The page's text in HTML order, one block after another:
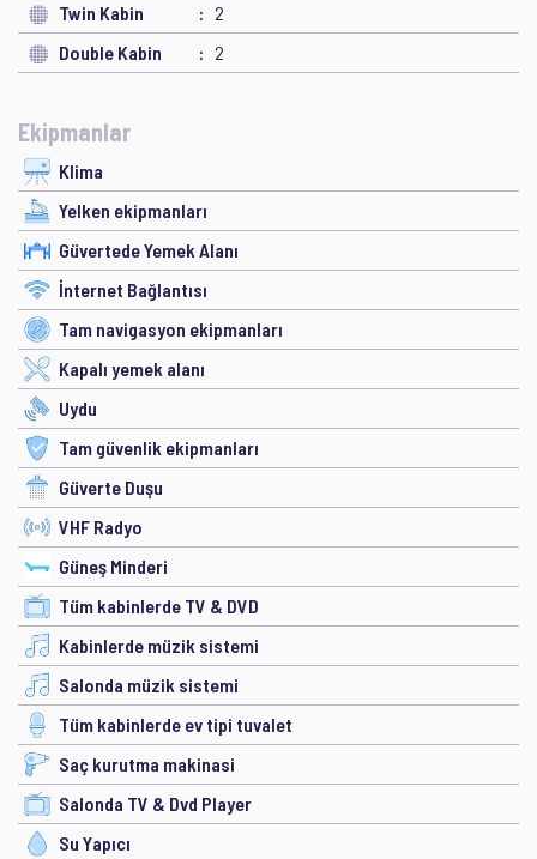
Twin Kabin
2
Double Kabin
2
Ekipmanlar
Klima
Yelken ekipmanları
Güvertede Yemek Alanı
İnternet Bağlantısı
Tam navigasyon ekipmanları
Kapalı yemek alanı
Uydu
Tam güvenlik ekipmanları
Güverte Duşu
VHF Radyo
Güneş Minderi
Tüm kabinlerde TV & DVD
Kabinlerde müzik sistemi
Salonda müzik sistemi
Tüm kabinlerde ev tipi tuvalet
Saç kurutma makinasi
Salonda TV & Dvd Player
Su Yapıcı